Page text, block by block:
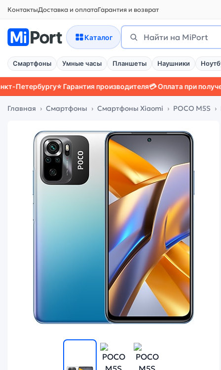
КонтактыДоставка и оплатаГарантия и возврат
Каталог
Поиск
Найти
Смартфоны Умные часы Планшеты Наушники
⭐ Гарантия производителя💳 Оплата при получении📱
Главная Смартфоны Смартфоны Xiaomi POCO M5S